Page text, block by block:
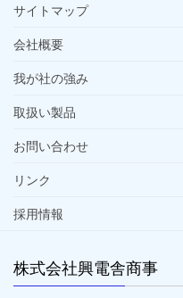
サイトマップ
会社概要
我が社の強み
取扱い製品
お問い合わせ
リンク
採用情報
株式会社興電舎商事